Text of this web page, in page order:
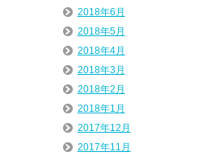
2018年6月
2018年5月
2018年4月
2018年3月
2018年2月
2018年1月
2017年12月
2017年11月